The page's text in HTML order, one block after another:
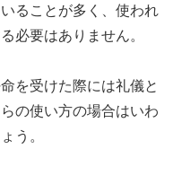
ることが多く、使われ
必要はありません。
を受けた際には礼儀と
の使い方の場合はいわ
う。